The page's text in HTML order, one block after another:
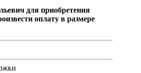
для приобретения
оплату в размере